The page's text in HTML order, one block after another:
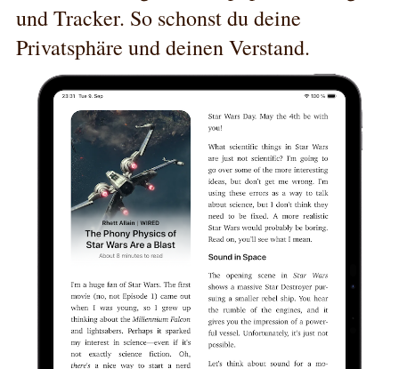
und Tracker. So schonst du deine
Privatsphäre und deinen Verstand.